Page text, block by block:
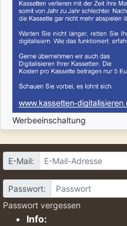
Werbeeinschaltung
E-Mail:
Passwort:
Passwort vergessen
Info: